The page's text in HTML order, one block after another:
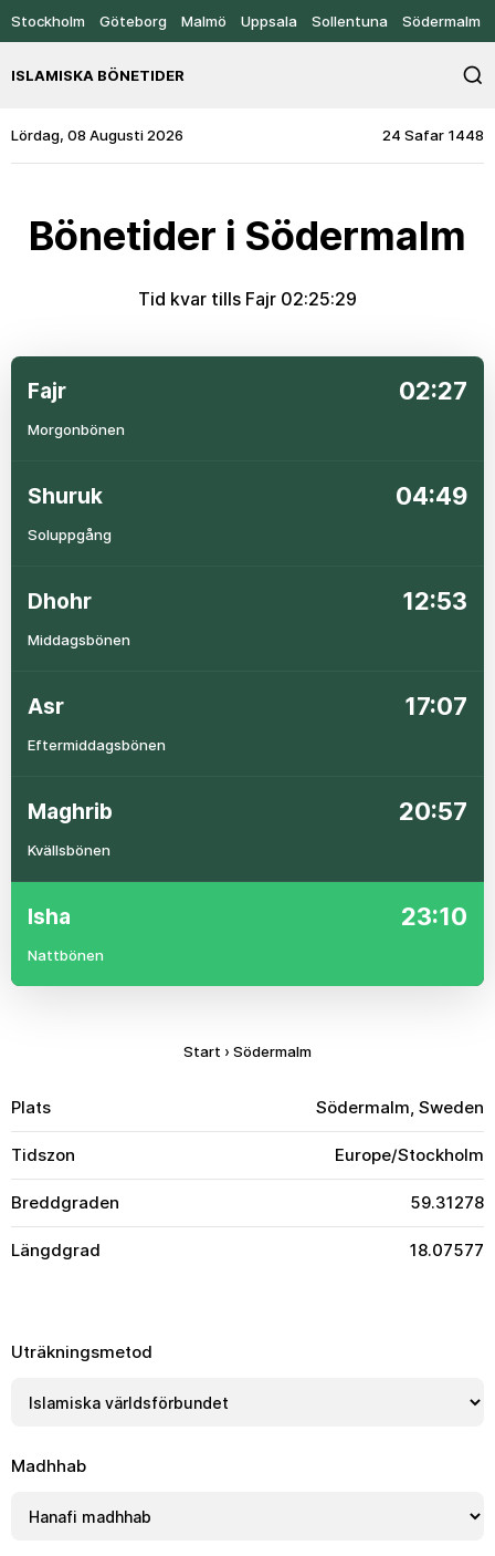
Stockholm Göteborg Malmö Uppsala Sollentuna Södermalm
ISLAMISKA BÖNETIDER
Lördag, 08 Augusti 2026 24 Safar 1448
Bönetider i Södermalm
Tid kvar tills Fajr 02:25:29
Fajr 02:27
Morgonbönen
Shuruk 04:49
Soluppgång
Dhohr 12:53
Middagsbönen
Asr 17:07
Eftermiddagsbönen
Maghrib 20:57
Kvällsbönen
Isha 23:10
Nattbönen
Start › Södermalm
Plats Södermalm, Sweden
Tidszon Europe/Stockholm
Breddgraden 59.31278
Längdgrad 18.07577
Uträkningsmetod
Madhhab